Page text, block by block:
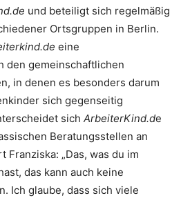
und beteiligt sich regelmäßig
Ortsgruppen in Berlin.
eine
den gemeinschaftlichen
in denen es besonders darum
sich gegenseitig
sich ArbeiterKind.de
Beratungsstellen an
Franziska: „Das, was du im
das kann auch keine
Ich glaube, dass sich viele